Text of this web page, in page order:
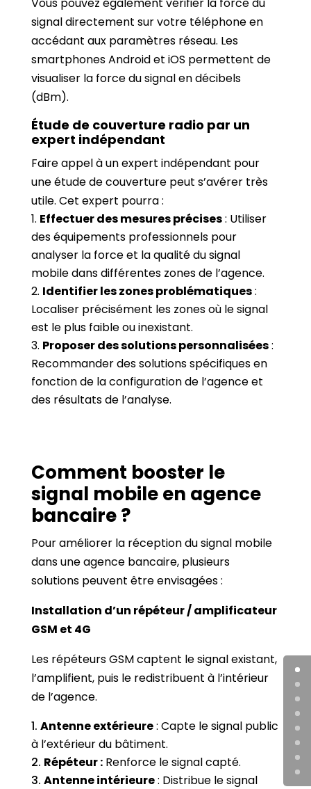
signal directement sur votre téléphone en
accédant aux paramètres réseau. Les
smartphones Android et iOS permettent de
visualiser la force du signal en décibels
(dBm).
Étude de couverture radio par un
expert indépendant
Faire appel à un expert indépendant pour
une étude de couverture peut s’avérer très
utile. Cet expert pourra :
Effectuer des mesures précises: Utiliser
des équipements professionnels pour
analyser la force et la qualité du signal
mobile dans différentes zones de l’agence.
Identifier les zones problématiques:
Localiser précisément les zones où le signal
est le plus faible ou inexistant.
Proposer des solutions personnalisées:
Recommander des solutions spécifiques en
fonction de la configuration de l’agence et
des résultats de l’analyse.
Comment booster le
signal mobile en agence
bancaire ?
Pour améliorer la réception du signal mobile
dans une agence bancaire, plusieurs
solutions peuvent être envisagées :
Installation d’un répéteur / amplificateur
GSM et 4G
Les répéteurs GSM captent le signal existant,
l’amplifient, puis le redistribuent à l’intérieur
de l’agence.
Antenne extérieure: Capte le signal public
à l’extérieur du bâtiment.
Répéteur :Renforce le signal capté.
Antenne intérieure: Distribue le signal